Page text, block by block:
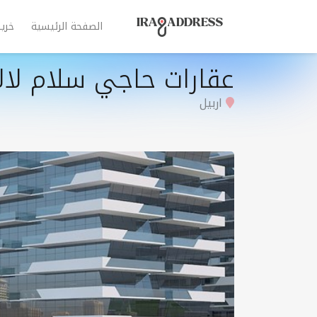
الصفحة الرئيسية
عقارات حاجي سلام
اربيل